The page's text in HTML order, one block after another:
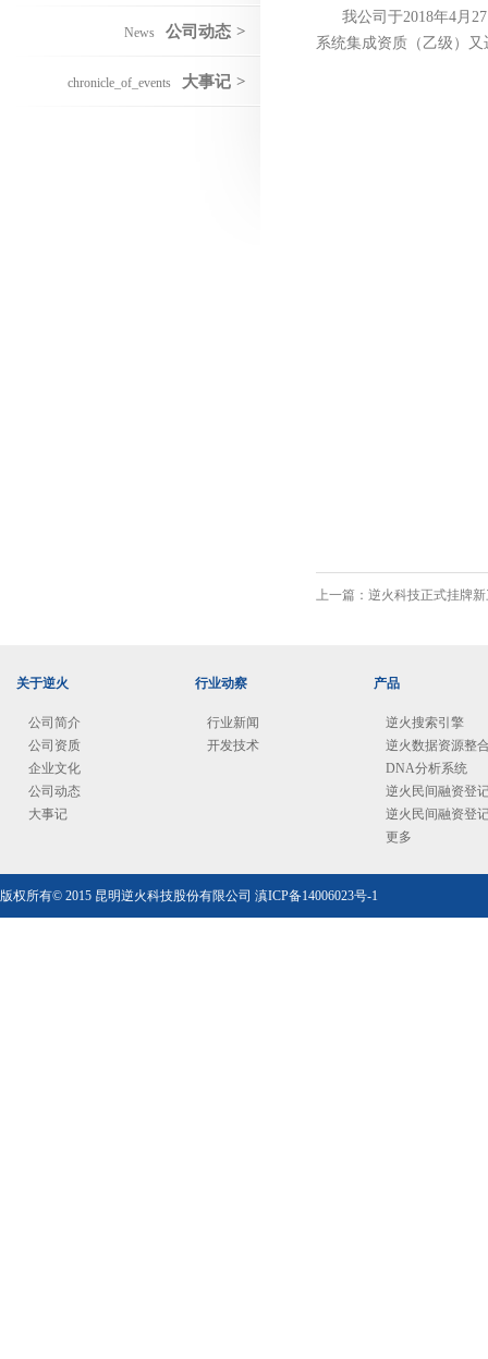
News 公司动态 >
chronicle_of_events 大事记 >
我公司于2018年4月
系统集成资质（乙级）
上一篇： 逆火科技正式挂牌
关于逆火
公司简介
公司资质
企业文化
公司动态
大事记
行业动察
行业新闻
开发技术
产品
逆火搜索引擎
逆火数据资源整
DNA分析系统
逆火民间融资登
逆火民间融资登
更多
版权所有© 2015 昆明逆火科技股份有限公司 滇ICP备14006023号-1